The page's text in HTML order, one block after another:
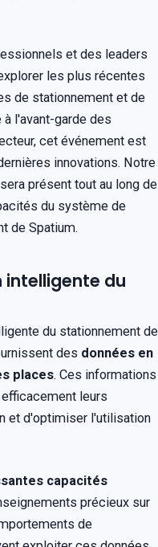
et des leaders
les plus récentes
de stationnement et de
l'avant-garde des
cet événement est
innovations. Notre
présent tout au long de
du système de
de Spatium.
intelligente du
du stationnement de
des données en
places. Ces informations
leurs
et d'optimiser l'utilisation
capacités
précieux sur
de